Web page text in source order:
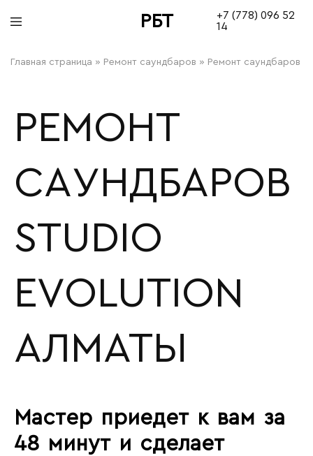
РБТ
+7 (778) 096 52
14
Главная страница » Ремонт саундбаров » Ремонт саундбаров
РЕМОНТ
САУНДБАРОВ
STUDIO
EVOLUTION
АЛМАТЫ
Мастер приедет к вам за
48 минут и сделает